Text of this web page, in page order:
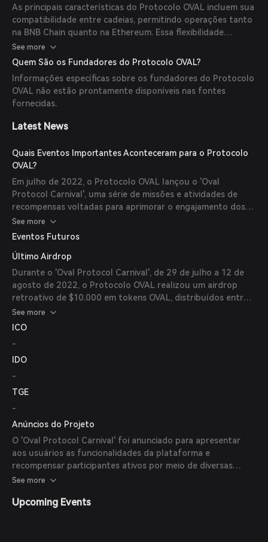
As principais características do Protocolo OVAL incluem sua
compatibilidade entre cadeias, permitindo operações tanto
na BNB Chain quanto na Ethereum. Essa flexibilidade
permite que os usuários participem da negociação de
derivativos em múltiplos ecossistemas blockchain.
See more
Quem São os Fundadores do Protocolo OVAL?
Informações específicas sobre os fundadores do Protocolo
OVAL não estão prontamente disponíveis nas fontes
fornecidas.
Latest News
Quais Eventos Importantes Aconteceram para o Protocolo
OVAL?
Em julho de 2022, o Protocolo OVAL lançou o 'Oval
Protocol Carnival', uma série de missões e atividades de
recompensas voltadas para aprimorar o engajamento dos
usuários e promover as funcionalidades da plataforma.
See more
Eventos Futuros
Último Airdrop
Durante o 'Oval Protocol Carnival', de 29 de julho a 12 de
agosto de 2022, o Protocolo OVAL realizou um airdrop
retroativo de $10.000 em tokens OVAL, distribuídos entre
1.000 sortudos participantes.
See more
ICO
-
IDO
-
TGE
-
Anúncios do Projeto
O 'Oval Protocol Carnival' foi anunciado para apresentar
aos usuários as funcionalidades da plataforma e
recompensar participantes ativos por meio de diversas
missões e airdrops.
See more
Upcoming Events